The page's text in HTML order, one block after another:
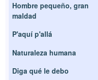
Hombre pequeño, gran
maldad
P'aquí p'allá
Naturaleza humana
Diga qué le debo